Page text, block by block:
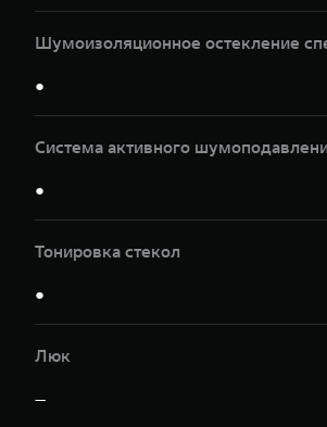
Шумоизоляционное остекление
●
Система активного
●
Тонировка стекол
●
Люк
—